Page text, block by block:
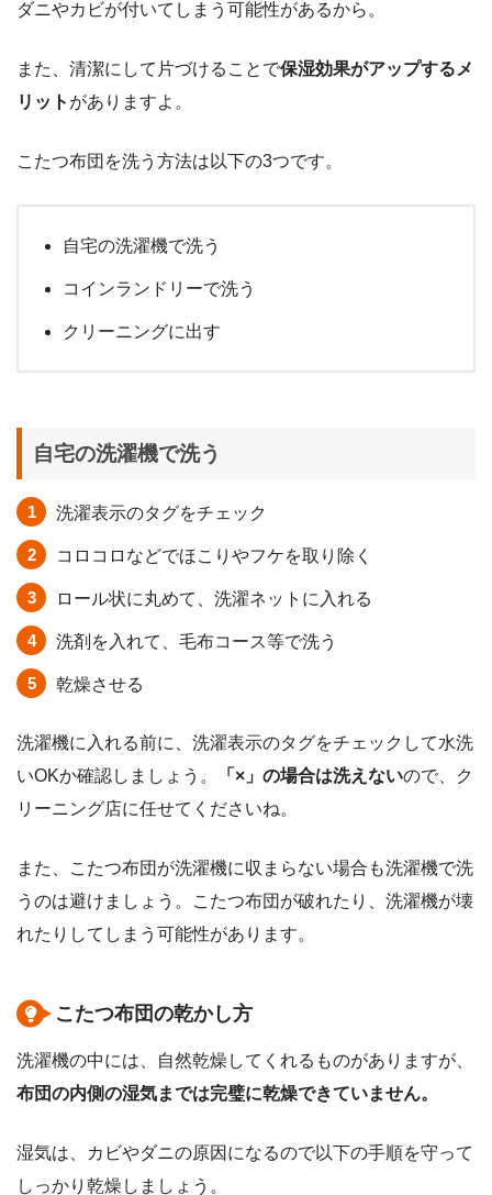
ダニやカビが付いてしまう可能性があるから。
また、清潔にして片づけることで保湿効果がアップするメ
リット がありますよ。
こたつ布団を洗う方法は以下の3つです。
自宅の洗濯機で洗う
コインランドリーで洗う
クリーニングに出す
自宅の洗濯機で洗う
洗濯表示のタグをチェック
コロコロなどでほこりやフケを取り除く
ロール状に丸めて、洗濯ネットに入れる
洗剤を入れて、毛布コース等で洗う
乾燥させる
洗濯機に入れる前に、洗濯表示のタグをチェックして水洗
いOKか確認しましょう。
「×」の場合は洗えないので、ク
リーニング店に任せてくださいね。
また、こたつ布団が洗濯機に収まらない場合も洗濯機で洗
うのは避けましょう。こたつ布団が破れたり、洗濯機が壊
れたりしてしまう可能性があります。
こたつ布団の乾かし方
洗濯機の中には、自然乾燥してくれるものがありますが、
布団の内側の湿気までは完璧に乾燥できていません。
湿気は、カビやダニの原因になるので以下の手順を守って
しっかり乾燥しましょう。